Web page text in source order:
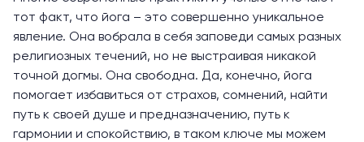
тот факт, что йога – это совершенно уникальное
явление. Она вобрала в себя заповеди самых разных
религиозных течений, но не выстраивая никакой
точной догмы. Она свободна. Да, конечно, йога
помогает избавиться от страхов, сомнений, найти
путь к своей душе и предназначению, путь к
гармонии и спокойствию, в таком ключе мы можем